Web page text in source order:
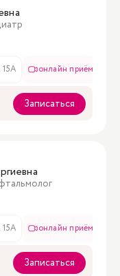
онлайн приём
Записаться
онлайн приём
Записаться